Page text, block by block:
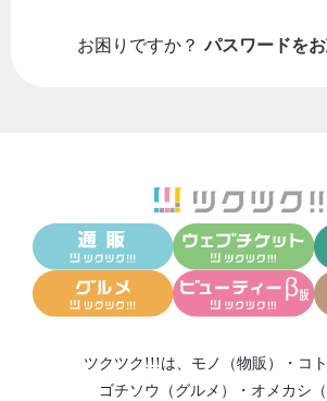
お困りですか？ パスワードを
ツクツク!!!は、 モノ（物販） ・ コ
ゴチソウ（グルメ）
・ オメカシ（